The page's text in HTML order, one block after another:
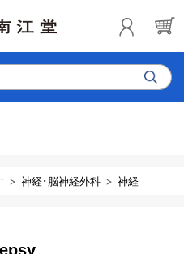
神経･脳神経外科 神経